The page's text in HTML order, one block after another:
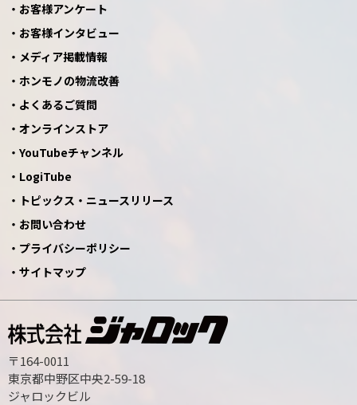
お客様アンケート
お客様インタビュー
メディア掲載情報
ホンモノの物流改善
よくあるご質問
オンラインストア
YouTubeチャンネル
LogiTube
トピックス・ニュースリリース
お問い合わせ
プライバシーポリシー
サイトマップ
〒164-0011
東京都中野区中央2-59-18
ジャロックビル